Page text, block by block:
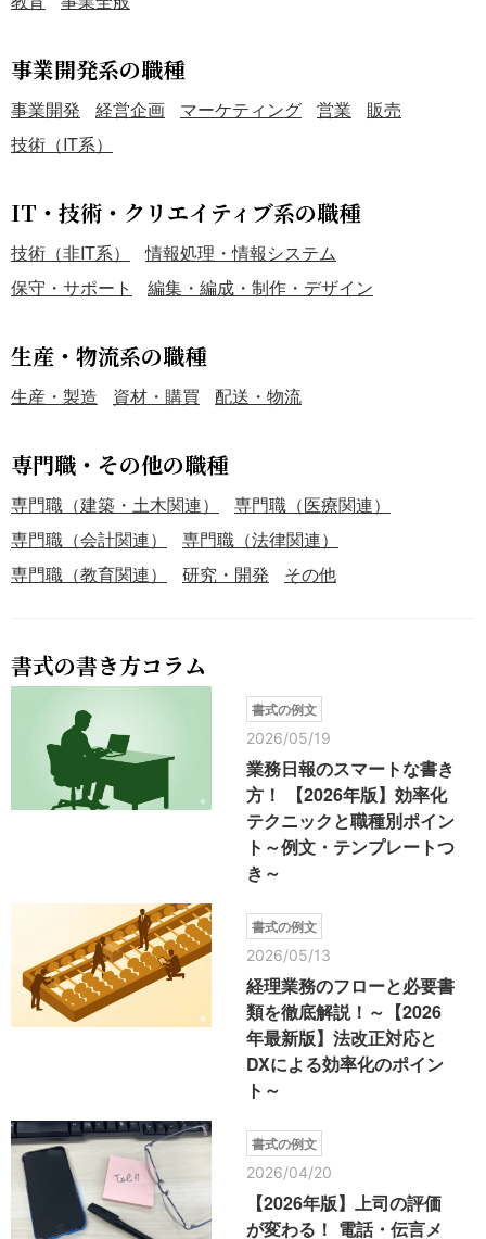
事業開発系の職種
事業開発 経営企画 マーケティング 営業
販売
技術（IT系）
IT・技術・クリエイティブ系の職種
技術（非IT系）
情報処理・情報システム
保守・サポート
編集・編成・制作・デザイン
生産・物流系の職種
生産・製造 資材・購買 配送・物流
専門職・その他の職種
専門職（建築・土木関連）
専門職（医療関連）
専門職（会計関連）
専門職（法律関連）
専門職（教育関連）
研究・開発 その他
書式の書き方コラム
書式の例文
2026/05/19
業務日報のスマートな書き
方！ 【2026年版】効率化
テクニックと職種別ポイン
ト～例文・テンプレートつ
き～
書式の例文
2026/05/13
経理業務のフローと必要書
類を徹底解説！～【2026
年最新版】法改正対応と
DXによる効率化のポイン
ト～
書式の例文
2026/04/20
【2026年版】上司の評価
が変わる！ 電話・伝言メ